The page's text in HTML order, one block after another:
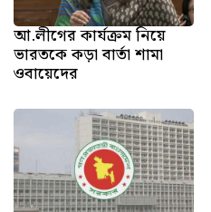
আ.লীগের কার্যক্রম নিয়ে
ভারতকে কড়া বার্তা শামা
ওবায়েদের